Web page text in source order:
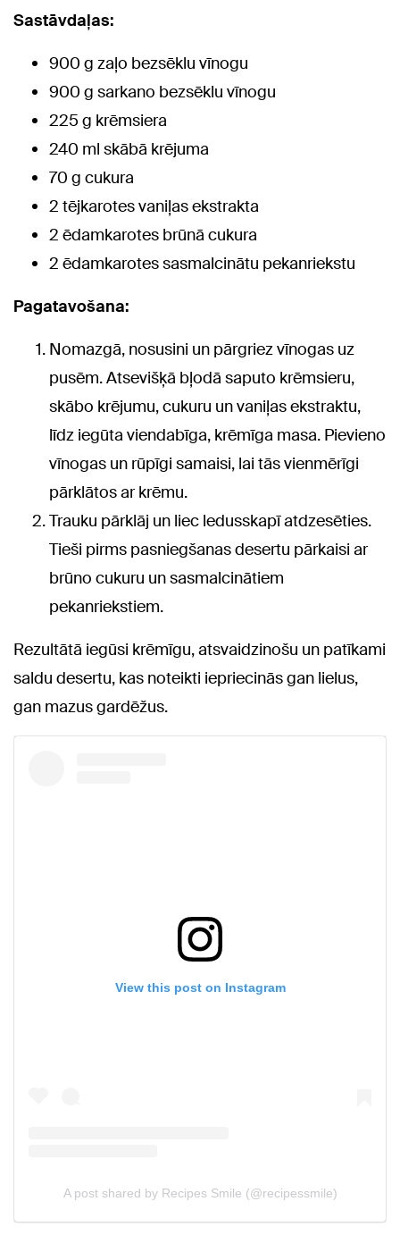
Sastāvdaļas:
900 g zaļo bezsēklu vīnogu
900 g sarkano bezsēklu vīnogu
225 g krēmsiera
240 ml skābā krējuma
70 g cukura
2 tējkarotes vaniļas ekstrakta
2 ēdamkarotes brūnā cukura
2 ēdamkarotes sasmalcinātu pekanriekstu
Pagatavošana:
Nomazgā, nosusini un pārgriez vīnogas uz
pusēm. Atsevišķā bļodā saputo krēmsieru,
skābo krējumu, cukuru un vaniļas ekstraktu,
līdz iegūta viendabīga, krēmīga masa. Pievieno
vīnogas un rūpīgi samaisi, lai tās vienmērīgi
pārklātos ar krēmu.
Trauku pārklāj un liec ledusskapī atdzesēties.
Tieši pirms pasniegšanas desertu pārkaisi ar
brūno cukuru un sasmalcinātiem
pekanriekstiem.
Rezultātā iegūsi krēmīgu, atsvaidzinošu un patīkami
saldu desertu, kas noteikti iepriecinās gan lielus,
gan mazus gardēžus.